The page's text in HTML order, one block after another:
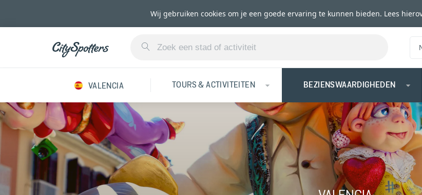
Wij gebruiken cookies om je een goede ervaring te kunnen bieden. Lees
VALENCIA TOURS & ACTIVITEITEN BEZIENSWAARDIGHEDEN